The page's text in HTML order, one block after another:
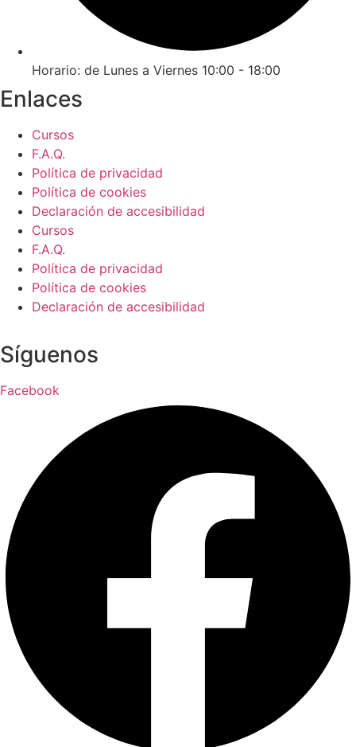
Horario: de Lunes a Viernes 10:00 - 18:00
Enlaces
Cursos
F.A.Q.
Política de privacidad
Política de cookies
Declaración de accesibilidad
Cursos
F.A.Q.
Política de privacidad
Política de cookies
Declaración de accesibilidad
Síguenos
Facebook